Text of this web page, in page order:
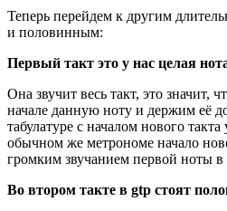
Теперь перейдем к другим
и половинным:
Первый такт это у нас целая
Она звучит весь такт, это значит,
начале данную ноту и держим её
табулатуре с началом нового такта
обычном же метрономе начало
громким звучанием первой ноты в
Во втором такте в gtp стоят